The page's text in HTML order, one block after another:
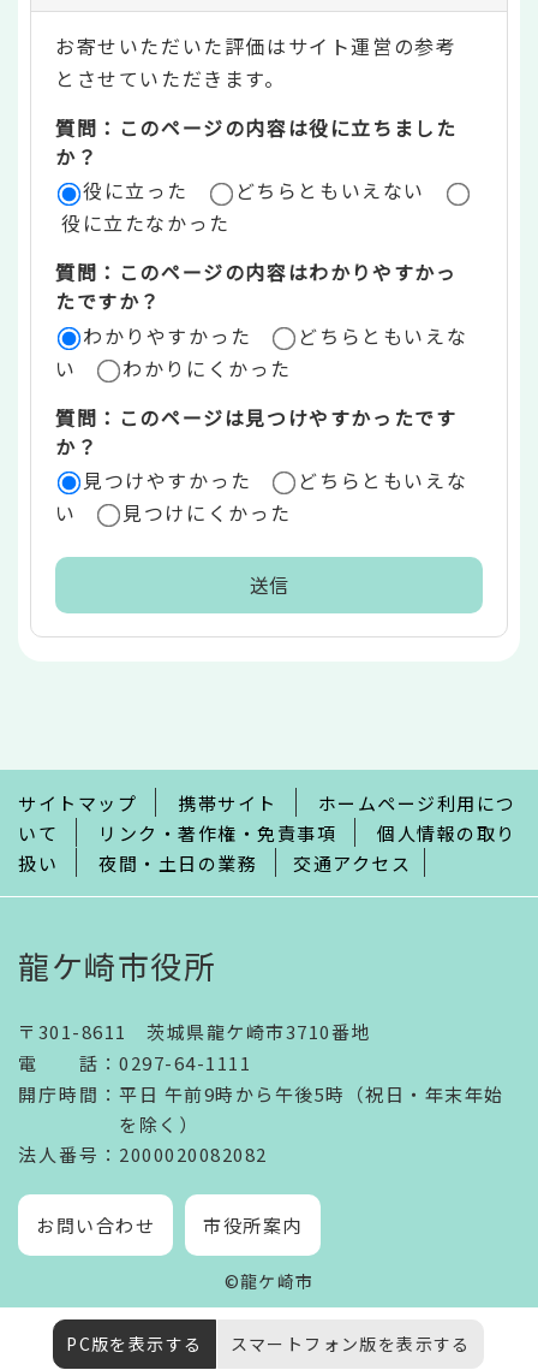
テ
ン
ツ
評
価
リ
ア
お寄せいただいた評価はサイト運営の参考
とさせていただきます。
質問：このページの内容は役に立ちました
か？
役に立った
どちらともいえない
役に立たなかった
質問：このページの内容はわかりやすかっ
たですか？
わかりやすかった
どちらともいえな
い
わかりにくかった
質問：このページは見つけやすかったです
か？
見つけやすかった
どちらともいえな
い
見つけにくかった
で
サイトマップ 携帯サイト
ホームページ利用につ
いて
リンク・著作権・免責事項
個人情報の取り
扱い
夜間・土日の業務 交通アクセス
龍ケ崎市役所
〒301-8611 茨城県龍ケ崎市3710番地
電話 ： 0297-64-1111
開庁時間 ： 平日 午前9時から午後5時（祝日・年末年始
を除く）
法人番号 ：2000020082082
お問い合わせ 市役所案内
©龍ケ崎市
PC版を表示する スマートフォン版を表示する